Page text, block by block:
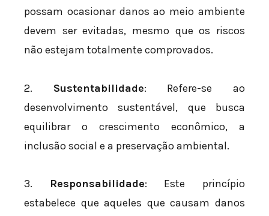
possam ocasionar danos ao meio ambiente
devem ser evitadas, mesmo que os riscos
não estejam totalmente comprovados.
2. Sustentabilidade: Refere-se ao
desenvolvimento sustentável, que busca
equilibrar o crescimento econômico, a
inclusão social e a preservação ambiental.
3. Responsabilidade: Este princípio
estabelece que aqueles que causam danos